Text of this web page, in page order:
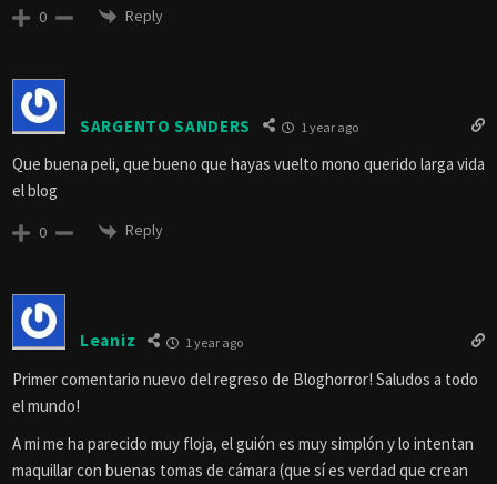
0 Reply
SARGENTO SANDERS 1 year ago
Que buena peli, que bueno que hayas vuelto mono querido larga vida
el blog
0 Reply
Leaniz 1 year ago
Primer comentario nuevo del regreso de Bloghorror! Saludos a todo
el mundo!
A mi me ha parecido muy floja, el guión es muy simplón y lo intentan
maquillar con buenas tomas de cámara (que sí es verdad que crean